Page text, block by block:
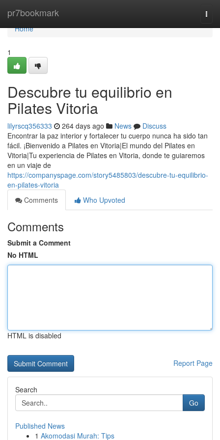
pr7bookmark
Home
Home
1
Descubre tu equilibrio en
Pilates Vitoria
lilyrscq356333 264 days ago News
Discuss
Encontrar la paz interior y fortalecer tu cuerpo nunca ha sido tan
fácil. ¡Bienvenido a Pilates en Vitoria|El mundo del Pilates en
Vitoria|Tu experiencia de Pilates en Vitoria, donde te guiaremos
en un viaje de
https://companyspage.com/story5485803/descubre-tu-equilibrio-
en-pilates-vitoria
Comments
Who Upvoted
Comments
Submit a Comment
No HTML
HTML is disabled
Report Page
Search
Go
Published News
1 Akomodasi Murah: Tips